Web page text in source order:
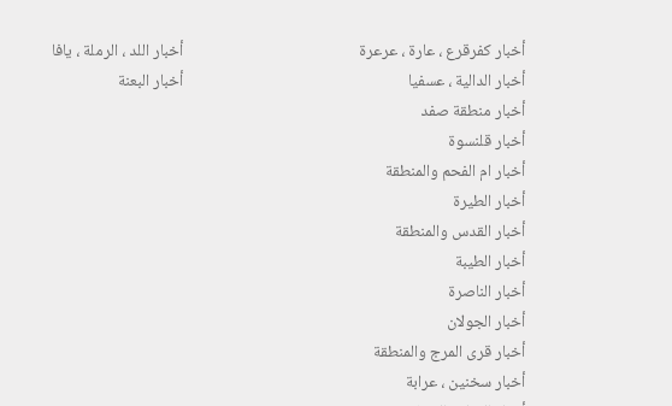
أخبار كفرقرع ، عارة ، عرعرة
أخبار الدالية ، عسفيا
أخبار منطقة صفد
أخبار قلنسوة
أخبار ام الفحم والمنطقة
أخبار الطيرة
أخبار القدس والمنطقة
أخبار الطيبة
أخبار الناصرة
أخبار الجولان
أخبار قرى المرج والمنطقة
أخبار سخنين ، عرابة
أخبار اللد ، الرملة ، يافا
أخبار البعنة